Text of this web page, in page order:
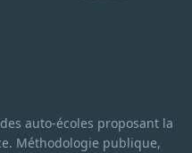
auto-écoles proposant la
Méthodologie publique,